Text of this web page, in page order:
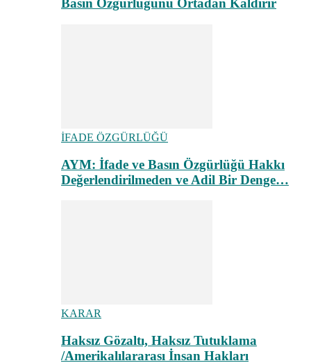
Basın Özgürlüğünü Ortadan Kaldırır
İFADE ÖZGÜRLÜĞÜ
AYM: İfade ve Basın Özgürlüğü Hakkı
Değerlendirilmeden ve Adil Bir Denge…
KARAR
Haksız Gözaltı, Haksız Tutuklama
/Amerikalılararası İnsan Hakları